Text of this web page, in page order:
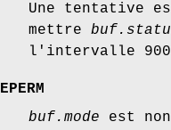
Une tentative
mettre
l'intervalle
EPERM
buf.mode est